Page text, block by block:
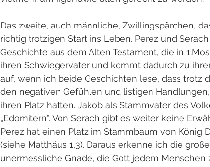
Das zweite, auch männliche, Zwillingspärchen,
richtig trotzigen Start ins Leben. Perez und
Geschichte aus dem Alten Testament, die in
ihren Schwiegervater und kommt dadurch zu
auf, wenn ich beide Geschichten lese, dass trotz
den negativen Gefühlen und listigen
ihren Platz hatten. Jakob als Stammvater des
„Edomitern“. Von Serach gibt es weiter keine
Perez hat einen Platz im Stammbaum von König
(siehe Matthäus 1,3). Daraus erkenne ich die
unermessliche Gnade, die Gott jedem Menschen